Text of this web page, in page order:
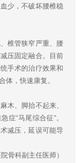
少，不破坏腰椎稳
椎管狭窄严重、腰
压固定融合。目前
手术的治疗效果和
体，快速康复。
、脚抬不起来、
症“马尾综合征”。
减压，延误可能导
科副主任医师）